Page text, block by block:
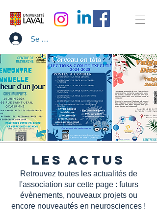
Se connecter
Les Actus
Retrouvez toutes les actualités de
l'association sur cette page : futurs
évènements, nouveaux projets ou
encore nouveautés en neurosciences !